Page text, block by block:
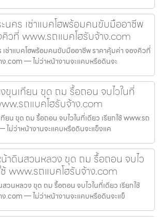
ะนคร เช่าแบคโฮพร้อมคนขับมืออาชีพ
วที่ www.รถแบคโฮรับจ้าง.com
เช่าแบคโฮพร้อมคนขับมืออาชีพ ราคาคุ้มค่า จองคิวที่
.com — ไม่ว่าหน้างานจะแคบหรือดินจะ
งขุนเทียน ขุด ถม รื้อถอน จบไวในที่
รถแบคโฮรับจ้าง.com
ยน ขุด ถม รื้อถอน จบไวในที่เดียว เรียกใช้ www.รถ
ไม่ว่าหน้างานจะแคบหรือดินจะแข็งแค
าดินสวนหลวง ขุด ถม รื้อถอน จบไว
ช้ www.รถแบคโฮรับจ้าง.com
วนหลวง ขุด ถม รื้อถอน จบไวในที่เดียว เรียกใช้
.com — ไม่ว่าหน้างานจะแคบหรือดินจะแข็